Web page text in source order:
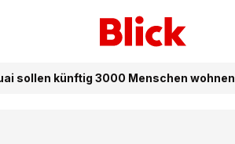
sollen künftig 3000 Menschen wohnen